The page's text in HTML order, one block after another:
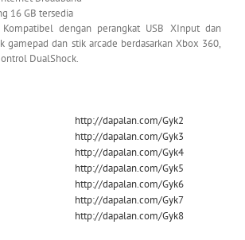
16 GB tersedia
Kompatibel dengan perangkat USB XInput dan
gamepad dan stik arcade berdasarkan Xbox 360,
DualShock.
http://dapalan.com/Gyk2
http://dapalan.com/Gyk3
http://dapalan.com/Gyk4
http://dapalan.com/Gyk5
http://dapalan.com/Gyk6
http://dapalan.com/Gyk7
http://dapalan.com/Gyk8